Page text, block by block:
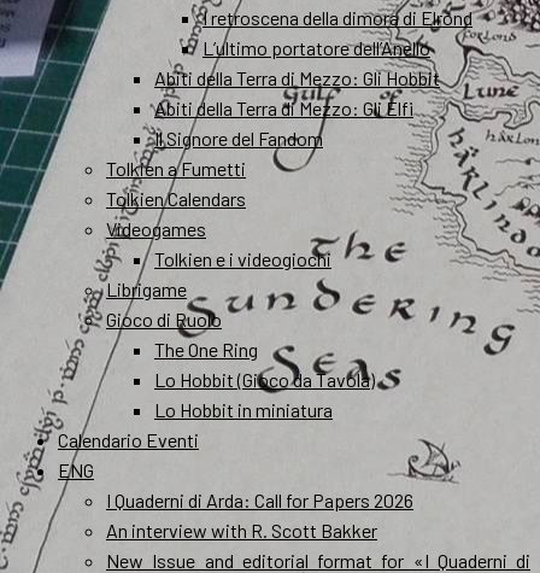
I retroscena della dimora di Elrond
L’ultimo portatore dell’Anello
Abiti della Terra di Mezzo: Gli Hobbit
Abiti della Terra di Mezzo: Gli Elfi
Il Signore del Fandom
Tolkien a Fumetti
Tolkien Calendars
Videogames
Tolkien e i videogiochi
Librigame
Gioco di Ruolo
The One Ring
Lo Hobbit (Gioco da Tavola)
Lo Hobbit in miniatura
Calendario Eventi
ENG
I Quaderni di Arda: Call for Papers 2026
An interview with R. Scott Bakker
New Issue and editorial format for «I Quaderni di